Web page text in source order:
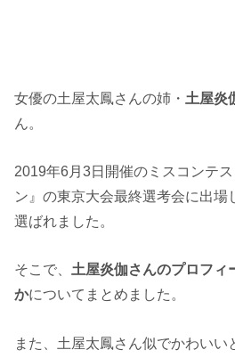
女優の土屋太鳳さんの姉・ 土屋炎
ん。
2019年6月3日開催のミスコンテ
ン』の東京大会最終選考会に出場
選ばれました。
そこで、 土屋炎伽さんのプロフィ
かについてまとめました。
また、土屋太鳳さん似でかわいい